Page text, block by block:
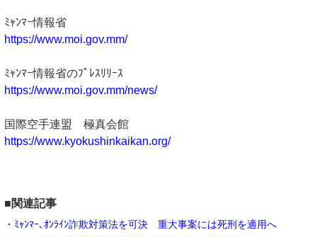
ﾐｬﾝﾏｰ情報省
https://www.moi.gov.mm/
ﾐｬﾝﾏｰ情報省のﾌﾟﾚｽﾘﾘｰｽ
https://www.moi.gov.mm/news/
国際空手連盟 極真会館
https://www.kyokushinkaikan.org/
■関連記事
・ﾐｬﾝﾏｰ､ｵﾝﾗｲﾝ詐欺対策法を可決 重大事案には死刑を適用へ